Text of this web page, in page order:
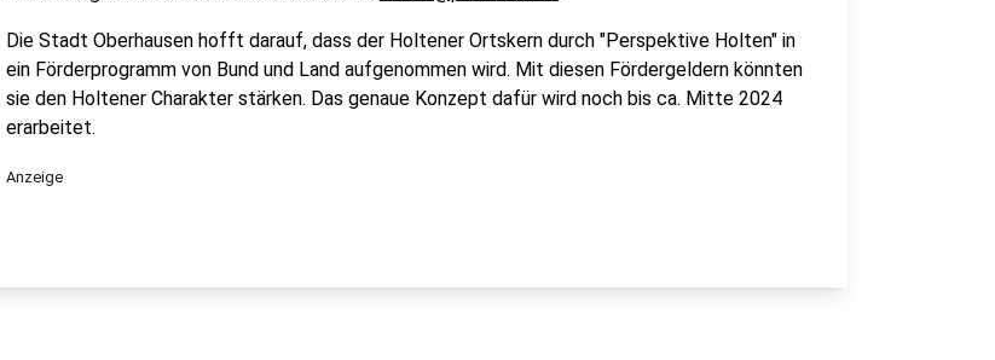
Die Stadt Oberhausen hofft darauf, dass der Holtener Ortskern durch "Perspektive Holten" in
ein Förderprogramm von Bund und Land aufgenommen wird. Mit diesen Fördergeldern könnten
sie den Holtener Charakter stärken. Das genaue Konzept dafür wird noch bis ca. Mitte 2024
erarbeitet.
Anzeige